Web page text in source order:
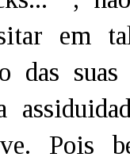
em
das
Pois